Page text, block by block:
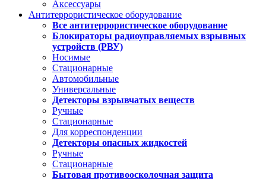
Аксессуары
Антитеррористическое оборудование
Все антитеррористическое оборудование
Блокираторы радиоуправляемых взрывных
устройств (РВУ)
Носимые
Стационарные
Автомобильные
Универсальные
Детекторы взрывчатых веществ
Ручные
Стационарные
Для корреспонденции
Детекторы опасных жидкостей
Ручные
Стационарные
Бытовая противоосколочная защита